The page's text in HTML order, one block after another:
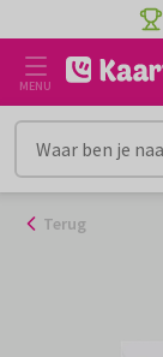
naar
inhoud
MENU
Terug